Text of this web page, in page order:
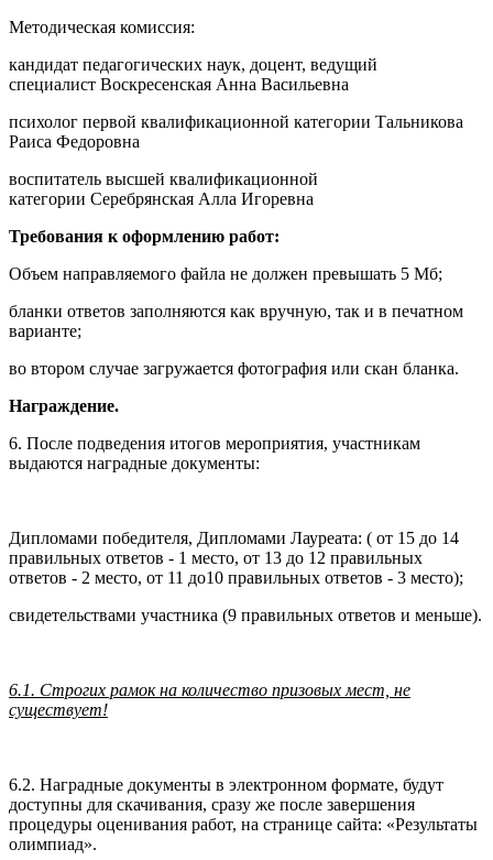
Методическая комиссия:
кандидат педагогических наук, доцент, ведущий
специалист Воскресенская Анна Васильевна
психолог первой квалификационной категории Тальникова
Раиса Федоровна
воспитатель высшей квалификационной
категории Серебрянская Алла Игоревна
Требования к оформлению работ:
Объем направляемого файла не должен превышать 5 Мб;
бланки ответов заполняются как вручную, так и в печатном
варианте;
во втором случае загружается фотография или скан бланка.
Награждение.
6. После подведения итогов мероприятия, участникам
выдаются наградные документы:
Дипломами победителя, Дипломами Лауреата: ( от 15 до 14
правильных ответов - 1 место, от 13 до 12 правильных
ответов - 2 место, от 11 до10 правильных ответов - 3 место);
свидетельствами участника (9 правильных ответов и меньше).
6.1. Строгих рамок на количество призовых мест, не
существует!
6.2. Наградные документы в электронном формате, будут
доступны для скачивания, сразу же после завершения
процедуры оценивания работ, на странице сайта: «Результаты
олимпиад».